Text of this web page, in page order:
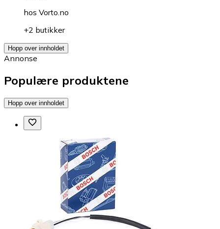
hos Vorto.no
+2 butikker
Hopp over innholdet
Annonse
Populære produktene
Hopp over innholdet